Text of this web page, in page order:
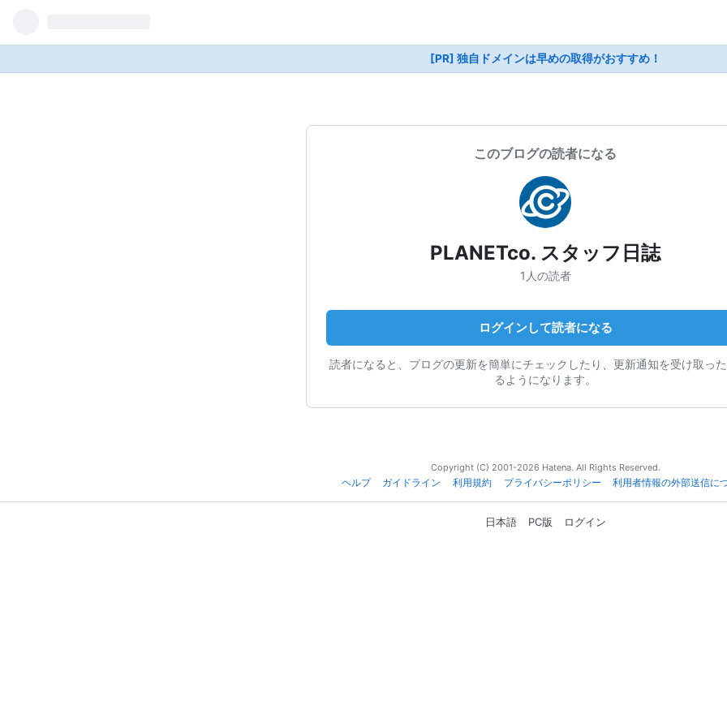
[PR] 独自ドメインは早めの取得がおすすめ！
このブログの読者になる
PLANETco. スタッフ日誌
1人の読者
ログインして読者になる
読者になると、ブログの更新を簡単にチェックしたり、更新通知を受け取っ
るようになります。
Copyright (C) 2001-2026 Hatena. All Rights Reserved.
ヘルプ
ガイドライン 利用規約 プライバシーポリシー 利用者情報の外部送信に
日本語 PC版 ログイン